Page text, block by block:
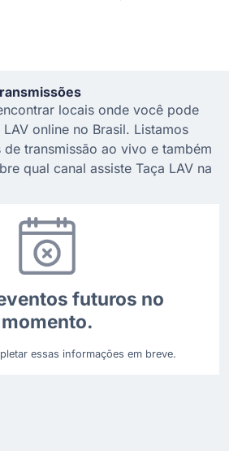
locais onde você pode
online no Brasil. Listamos
transmissão ao vivo e também
qual canal assiste Taça LAV na
futuros no
momento.
essas informações em breve.